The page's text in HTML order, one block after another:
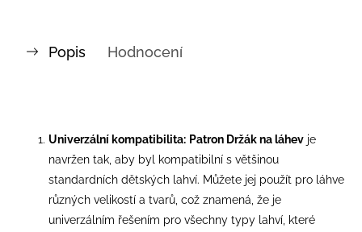
Popis Hodnocení
Univerzální kompatibilita: Patron Držák na láhev je
navržen tak, aby byl kompatibilní s většinou
standardních dětských lahví. Můžete jej použít pro láhve
různých velikostí a tvarů, což znamená, že je
univerzálním řešením pro všechny typy lahví, které